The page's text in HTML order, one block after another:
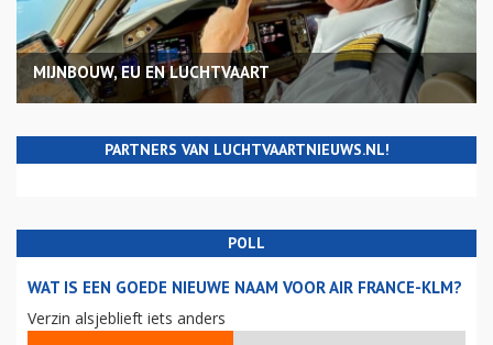
MIJNBOUW, EU EN LUCHTVAART
PARTNERS VAN LUCHTVAARTNIEUWS.NL!
POLL
WAT IS EEN GOEDE NIEUWE NAAM VOOR AIR FRANCE-KLM?
Verzin alsjeblieft iets anders